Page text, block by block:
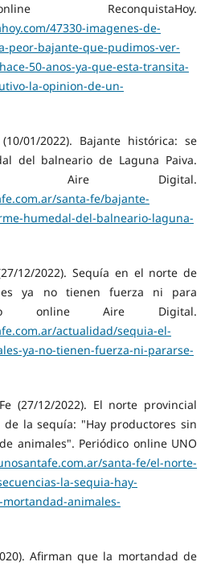
ReconquistaHoy.
47330-imagenes-de-
peor-bajante-que-pudimos-ver-
50-anos-ya-que-esta-transita-
la-opinion-de-un-
01/2022). Bajante histórica: se
del balneario de Laguna Paiva.
Aire Digital.
santa-fe/bajante-
humedal-del-balneario-laguna-
12/2022). Sequía en el norte de
ya no tienen fuerza ni para
online Aire Digital.
actualidad/sequia-el-
ya-no-tienen-fuerza-ni-pararse-
(27/12/2022). El norte provincial
de la sequía: "Hay productores sin
animales". Periódico online UNO
santa-fe/el-norte-
la-sequia-hay-
animales-
Afirman que la mortandad de